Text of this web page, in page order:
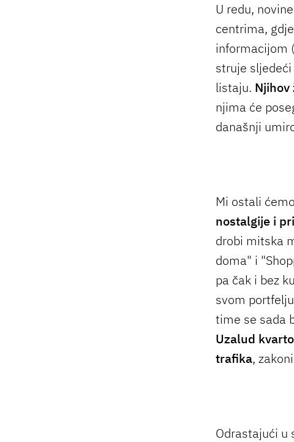
U redu,
centrima,
informacijom
struje
listaju. Njihov
njima će
današnji
Mi ostali ćemo
nostalgije i
drobi mitska
doma" i
pa čak i bez
svom
time se sada
Uzalud
trafika,
Odrastajući u